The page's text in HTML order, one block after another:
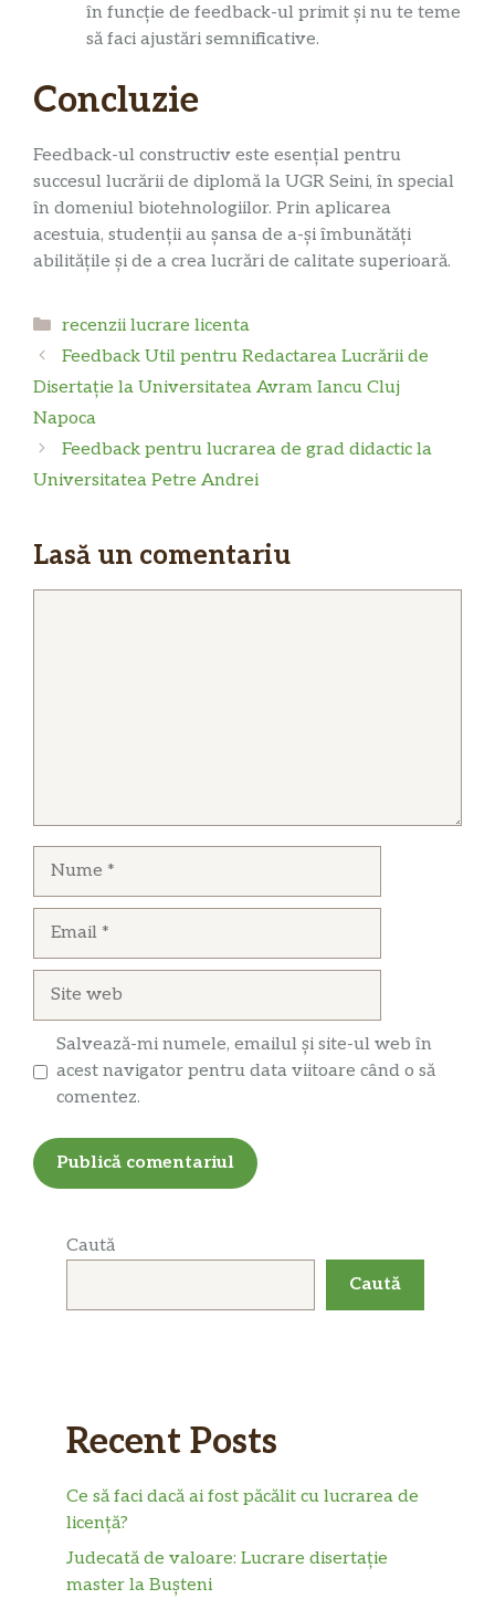
în funcție de feedback-ul primit și nu te teme
să faci ajustări semnificative.
Concluzie
Feedback-ul constructiv este esențial pentru
succesul lucrării de diplomă la UGR Seini, în special
în domeniul biotehnologiilor. Prin aplicarea
acestuia, studenții au șansa de a-și îmbunătăți
abilitățile și de a crea lucrări de calitate superioară.
Categorii
recenzii lucrare licenta
Feedback Util pentru Redactarea Lucrării de
Disertație la Universitatea Avram Iancu Cluj
Napoca
Feedback pentru lucrarea de grad didactic la
Universitatea Petre Andrei
Lasă un comentariu
Salvează-mi numele, emailul și site-ul web în
acest navigator pentru data viitoare când o să
comentez.
Caută
Caută
Recent Posts
Ce să faci dacă ai fost păcălit cu lucrarea de
licență?
Judecată de valoare: Lucrare disertație
master la Bușteni